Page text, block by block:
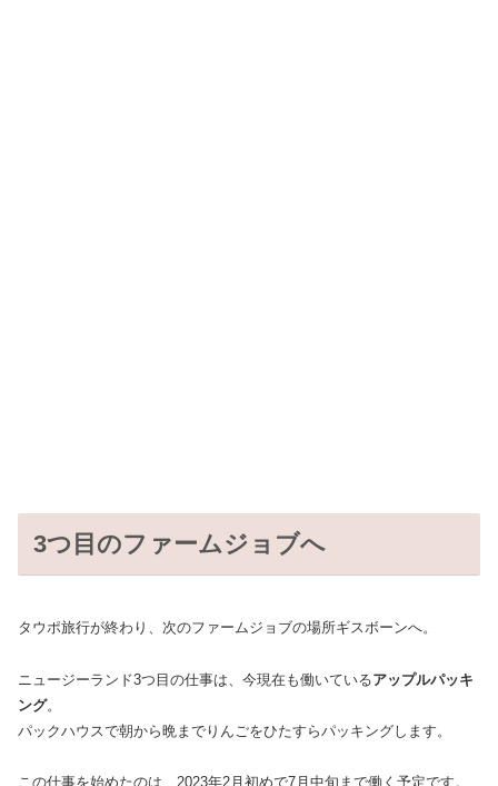
3つ目のファームジョブへ
タウポ旅行が終わり、次のファームジョブの場所ギスボーンへ。
ニュージーランド3つ目の仕事は、今現在も働いているアップルパッキ
ング。
パックハウスで朝から晩までりんごをひたすらパッキングします。
この仕事を始めたのは、2023年2月初めで7月中旬まで働く予定です。